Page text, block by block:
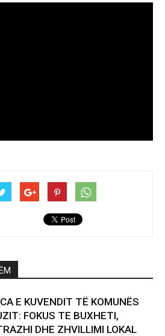
E KUVENDIT TË KOMUNËS
FOKUS TE BUXHETI,
DHE ZHVILLIMI LOKAL